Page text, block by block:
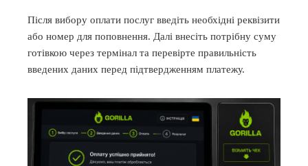
Після вибору оплати послуг введіть необхідні реквізити
або номер для поповнення. Далі внесіть потрібну суму
готівкою через термінал та перевірте правильність
введених даних перед підтвердженням платежу.